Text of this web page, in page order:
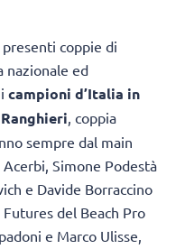
coppie di
nazionale ed
campioni d’Italia in
, coppia
sempre dal main
Simone Podestà
e Davide Borraccino
del Beach Pro
e Marco Ulisse,